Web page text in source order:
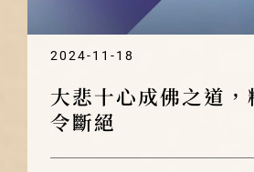
2024-11-18
大悲十心成佛之道，
令斷絕